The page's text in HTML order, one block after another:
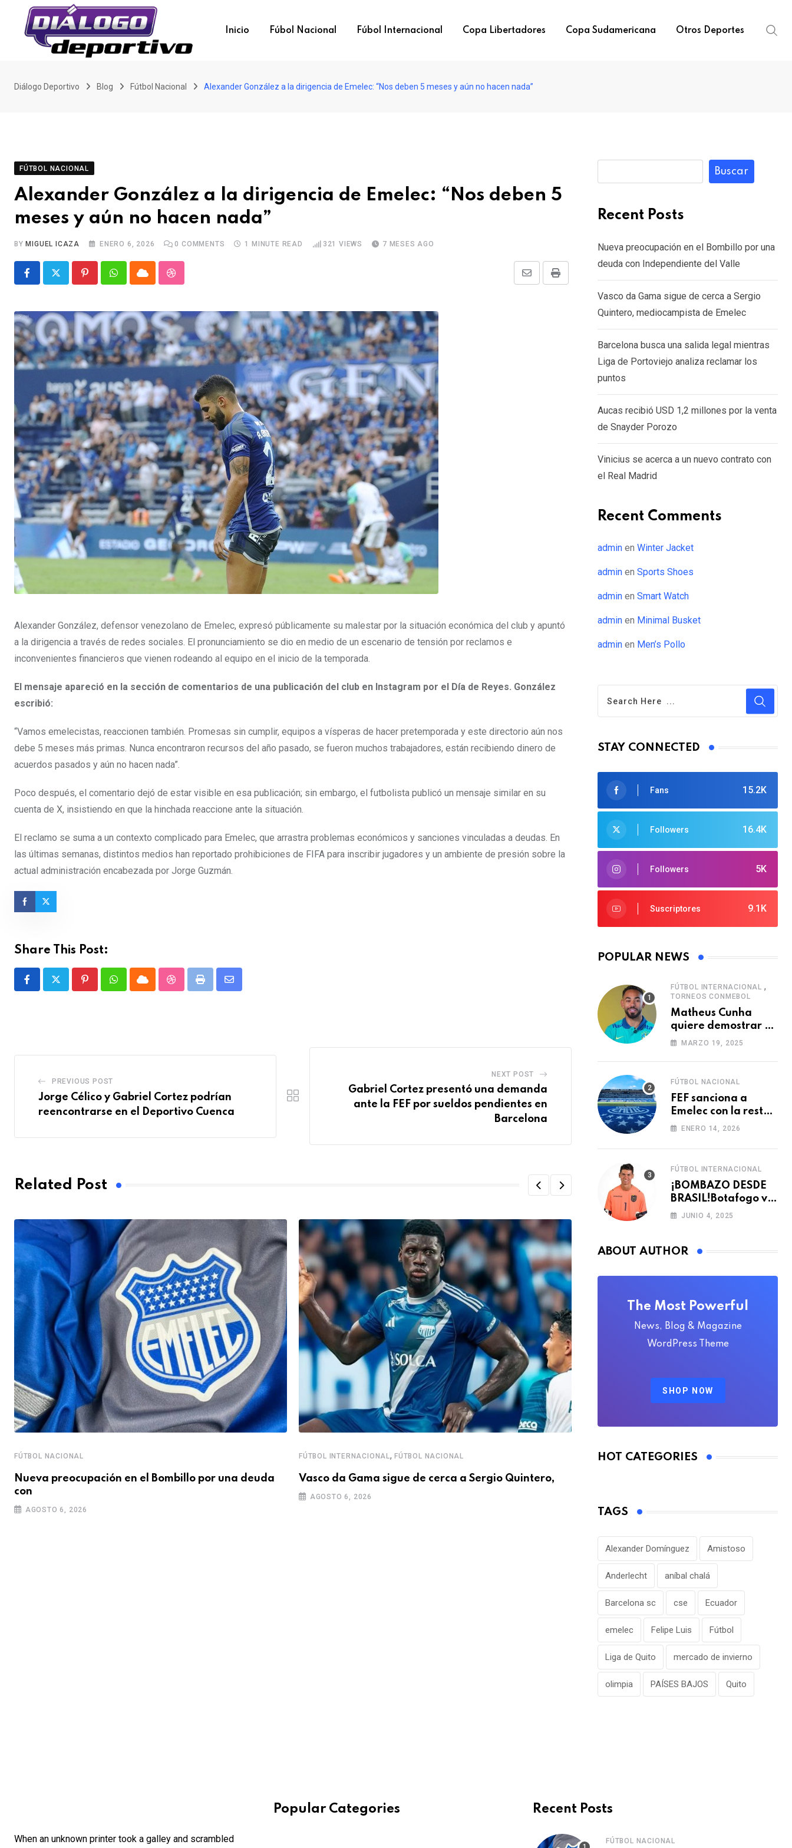
content
Inicio Fúbol Nacional Fúbol Internacional Copa Libertadores Copa Sudamericana Otros Deportes
Diálogo Deportivo Blog Fútbol Nacional Alexander González a la dirigencia de Emelec: “Nos deben 5 meses y aún no hacen nada”
FÚTBOL NACIONAL
Alexander González a la dirigencia de Emelec: “Nos deben 5
meses y aún no hacen nada”
BY MIGUEL ICAZA ENERO 6, 2026 0 COMMENTS 1 MINUTE READ 321 VIEWS 7 MESES AGO
PinterestWhatsappCloud StumbleUpon Print
Share
Alexander González, defensor venezolano de Emelec, expresó públicamente su malestar por la situación económica del club y apuntó
a la dirigencia a través de redes sociales. El pronunciamiento se dio en medio de un escenario de tensión por reclamos e
inconvenientes financieros que vienen rodeando al equipo en el inicio de la temporada.
El mensaje apareció en la sección de comentarios de una publicación del club en Instagram por el Día de Reyes. González
escribió:
“Vamos emelecistas, reaccionen también. Promesas sin cumplir, equipos a vísperas de hacer pretemporada y este directorio aún nos
debe 5 meses más primas. Nunca encontraron recursos del año pasado, se fueron muchos trabajadores, están recibiendo dinero de
acuerdos pasados y aún no hacen nada”.
Poco después, el comentario dejó de estar visible en esa publicación; sin embargo, el futbolista publicó un mensaje similar en su
cuenta de X, insistiendo en que la hinchada reaccione ante la situación.
El reclamo se suma a un contexto complicado para Emelec, que arrastra problemas económicos y sanciones vinculadas a deudas. En
las últimas semanas, distintos medios han reportado prohibiciones de FIFA para inscribir jugadores y un ambiente de presión sobre la
actual administración encabezada por Jorge Guzmán.
Share This Post:
PinterestWhatsappCloud StumbleUpon
Print
Share
PREVIOUS POST
Jorge Célico y Gabriel Cortez podrían
reencontrarse en el Deportivo Cuenca
NEXT POST
Gabriel Cortez presentó una demanda
ante la FEF por sueldos pendientes en
Barcelona
Related Post
FÚTBOL NACIONAL
Nueva preocupación en el Bombillo por una deuda
con
AGOSTO 6, 2026
FÚTBOL INTERNACIONAL, FÚTBOL NACIONAL
Vasco da Gama sigue de cerca a Sergio Quintero,
AGOSTO 6, 2026
FÚTBOL NACIONAL
AGOSTO 6, 2026
Buscar
Recent Posts
Nueva preocupación en el Bombillo por una
deuda con Independiente del Valle
Vasco da Gama sigue de cerca a Sergio
Quintero, mediocampista de Emelec
Barcelona busca una salida legal mientras
Liga de Portoviejo analiza reclamar los
puntos
Aucas recibió USD 1,2 millones por la venta
de Snayder Porozo
Vinicius se acerca a un nuevo contrato con
el Real Madrid
Recent Comments
admin en Winter Jacket
admin en Sports Shoes
admin en Smart Watch
admin en Minimal Busket
admin en Men’s Pollo
STAY CONNECTED
15.2K
Fans
16.4K
Followers
5K
Followers
9.1K
Suscriptores
POPULAR NEWS
FÚTBOL INTERNACIONAL ,
TORNEOS CONMEBOL
Matheus Cunha
quiere demostrar el
verdadero nivel de
MARZO 19, 2025
FÚTBOL NACIONAL
FEF sanciona a
Emelec con la resta
de tres puntos para
ENERO 14, 2026
FÚTBOL INTERNACIONAL
¡BOMBAZO DESDE
BRASIL!Botafogo va
con TODO por el
JUNIO 4, 2025
ABOUT AUTHOR
The Most Powerful
News, Blog & Magazine
WordPress Theme
SHOP NOW
HOT CATEGORIES
TAGS
Alexander Domínguez Amistoso
Anderlecht aníbal chalá
Barcelona sc cse Ecuador
emelec Felipe Luis Fútbol
Liga de Quito mercado de invierno
olimpia PAÍSES BAJOS Quito
When an unknown printer took a galley and scrambled
Popular Categories Recent Posts
FÚTBOL NACIONAL